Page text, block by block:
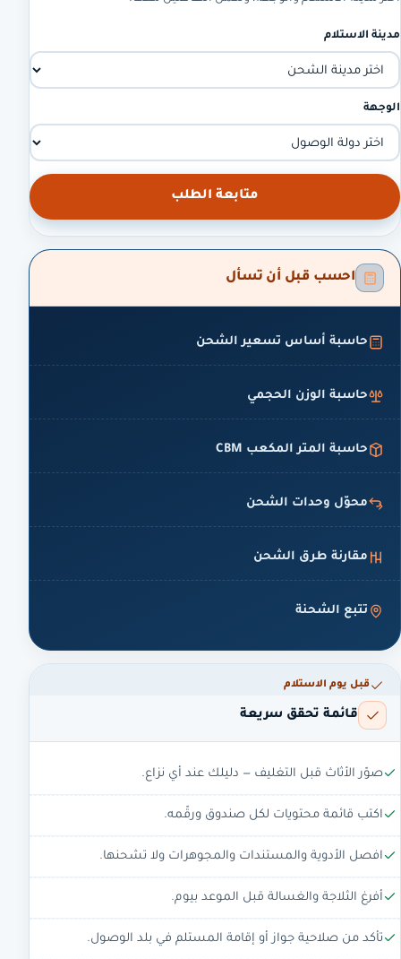
مدينة الاستلام
الوجهة
متابعة الطلب
احسب قبل أن تسأل
حاسبة أساس تسعير الشحن
حاسبة الوزن الحجمي
حاسبة المتر المكعب CBM
محوّل وحدات الشحن
مقارنة طرق الشحن
تتبع الشحنة
قبل يوم الاستلام
قائمة تحقق سريعة
صوّر الأثاث قبل التغليف — دليلك عند أي نزاع.
اكتب قائمة محتويات لكل صندوق ورقّمه.
افصل الأدوية والمستندات والمجوهرات ولا تشحنها.
أفرغ الثلاجة والغسالة قبل الموعد بيوم.
تأكد من صلاحية جواز أو إقامة المستلم في بلد الوصول.